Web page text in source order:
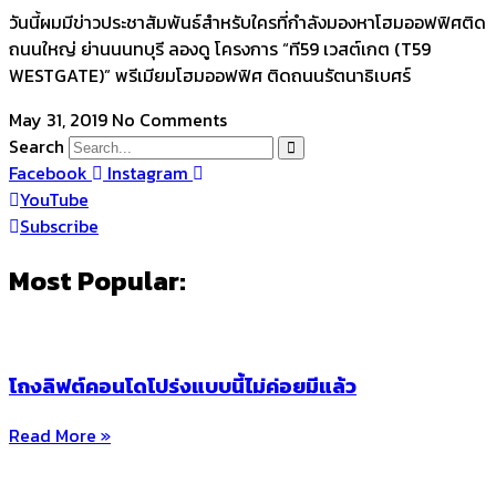
วันนี้ผมมีข่าวประชาสัมพันธ์สำหรับใครที่กำลังมองหาโฮมออฟฟิศติด
ถนนใหญ่ ย่านนนทบุรี ลองดู โครงการ “ที59 เวสต์เกต (T59
WESTGATE)” พรีเมียมโฮมออฟฟิศ ติดถนนรัตนาธิเบศร์
May 31, 2019 No Comments
Search
Facebook
Instagram
YouTube
Subscribe
Most Popular:
โถงลิฟต์คอนโดโปร่งแบบนี้ไม่ค่อยมีแล้ว
Read More »